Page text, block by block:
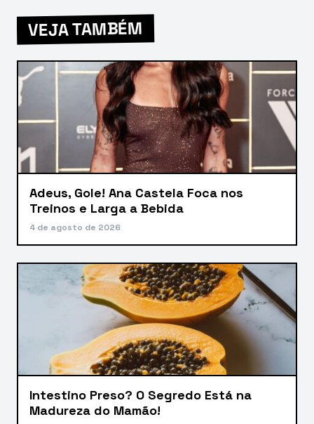
VEJA TAMBÉM
Adeus, Gole! Ana Castela Foca nos
Treinos e Larga a Bebida
4 de agosto de 2026
Intestino Preso? O Segredo Está na
Madureza do Mamão!